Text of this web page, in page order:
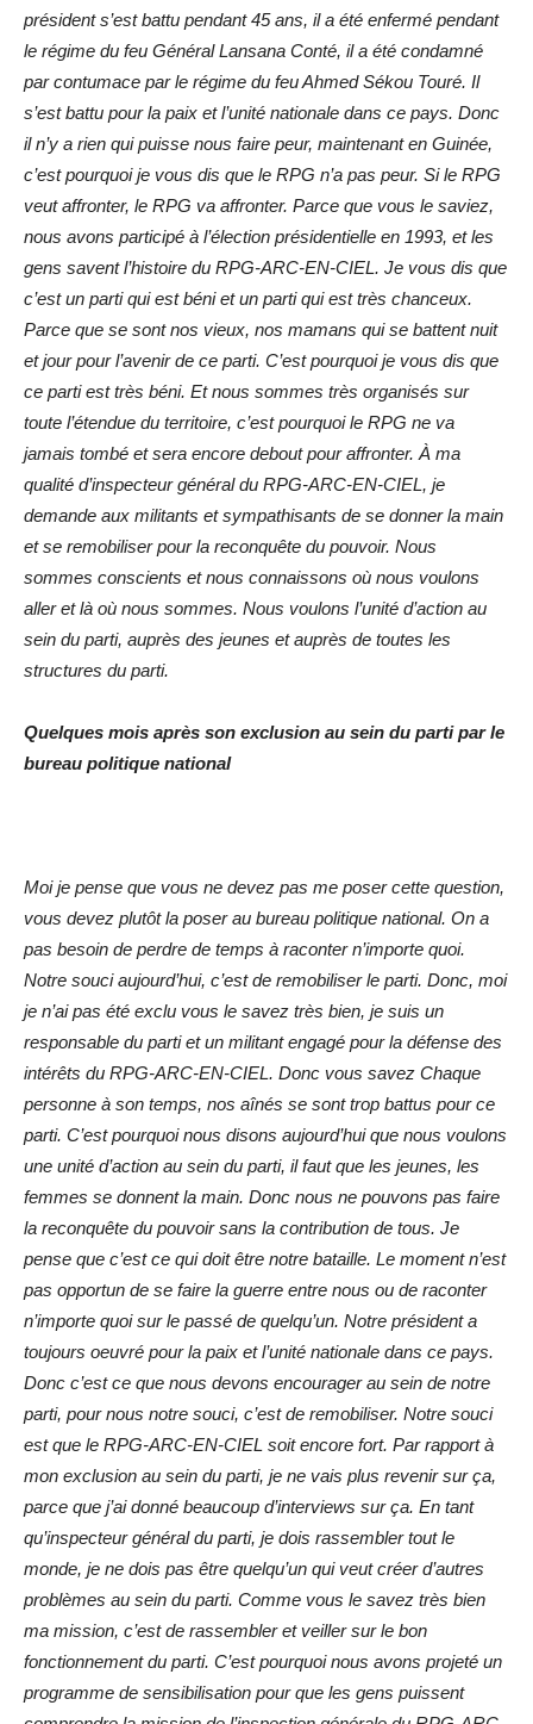
président s’est battu pendant 45 ans, il a été enfermé pendant
le régime du feu Général Lansana Conté, il a été condamné
par contumace par le régime du feu Ahmed Sékou Touré. Il
s’est battu pour la paix et l’unité nationale dans ce pays. Donc
il n’y a rien qui puisse nous faire peur, maintenant en Guinée,
c’est pourquoi je vous dis que le RPG n’a pas peur. Si le RPG
veut affronter, le RPG va affronter. Parce que vous le saviez,
nous avons participé à l’élection présidentielle en 1993, et les
gens savent l’histoire du RPG-ARC-EN-CIEL. Je vous dis que
c’est un parti qui est béni et un parti qui est très chanceux.
Parce que se sont nos vieux, nos mamans qui se battent nuit
et jour pour l’avenir de ce parti. C’est pourquoi je vous dis que
ce parti est très béni. Et nous sommes très organisés sur
toute l’étendue du territoire, c’est pourquoi le RPG ne va
jamais tombé et sera encore debout pour affronter. À ma
qualité d’inspecteur général du RPG-ARC-EN-CIEL, je
demande aux militants et sympathisants de se donner la main
et se remobiliser pour la reconquête du pouvoir. Nous
sommes conscients et nous connaissons où nous voulons
aller et là où nous sommes. Nous voulons l’unité d’action au
sein du parti, auprès des jeunes et auprès de toutes les
structures du parti.
Quelques mois après son exclusion au sein du parti par le
bureau politique national
Moi je pense que vous ne devez pas me poser cette question,
vous devez plutôt la poser au bureau politique national. On a
pas besoin de perdre de temps à raconter n’importe quoi.
Notre souci aujourd’hui, c’est de remobiliser le parti. Donc, moi
je n’ai pas été exclu vous le savez très bien, je suis un
responsable du parti et un militant engagé pour la défense des
intérêts du RPG-ARC-EN-CIEL. Donc vous savez Chaque
personne à son temps, nos aînés se sont trop battus pour ce
parti. C’est pourquoi nous disons aujourd’hui que nous voulons
une unité d’action au sein du parti, il faut que les jeunes, les
femmes se donnent la main. Donc nous ne pouvons pas faire
la reconquête du pouvoir sans la contribution de tous. Je
pense que c’est ce qui doit être notre bataille. Le moment n’est
pas opportun de se faire la guerre entre nous ou de raconter
n’importe quoi sur le passé de quelqu’un. Notre président a
toujours oeuvré pour la paix et l’unité nationale dans ce pays.
Donc c’est ce que nous devons encourager au sein de notre
parti, pour nous notre souci, c’est de remobiliser. Notre souci
est que le RPG-ARC-EN-CIEL soit encore fort. Par rapport à
mon exclusion au sein du parti, je ne vais plus revenir sur ça,
parce que j’ai donné beaucoup d’interviews sur ça. En tant
qu’inspecteur général du parti, je dois rassembler tout le
monde, je ne dois pas être quelqu’un qui veut créer d’autres
problèmes au sein du parti. Comme vous le savez très bien
ma mission, c’est de rassembler et veiller sur le bon
fonctionnement du parti. C’est pourquoi nous avons projeté un
programme de sensibilisation pour que les gens puissent